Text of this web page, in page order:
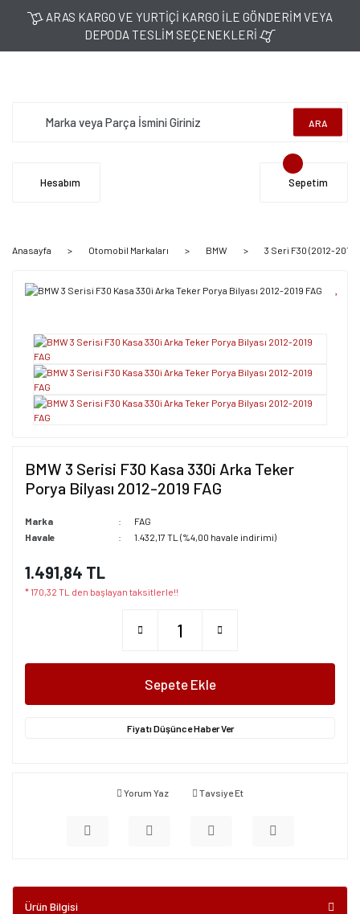
ARAS KARGO VE YURTİÇİ KARGO İLE GÖNDERİM VEYA
DEPODA TESLİM SEÇENEKLERİ
ARA
Hesabım Sepetim
Anasayfa Otomobil Markaları BMW 3 Seri F30 (2012-2019)
BMW 3 Serisi F30 Kasa 330i Arka Teker
Porya Bilyası 2012-2019 FAG
Marka
FAG
Havale
1.432,17 TL (%4,00 havale indirimi)
1.491,84 TL
* 170,32 TL den başlayan taksitlerle!!
Sepete Ekle
Fiyatı Düşünce Haber Ver
Yorum Yaz Tavsiye Et
Ürün Bilgisi